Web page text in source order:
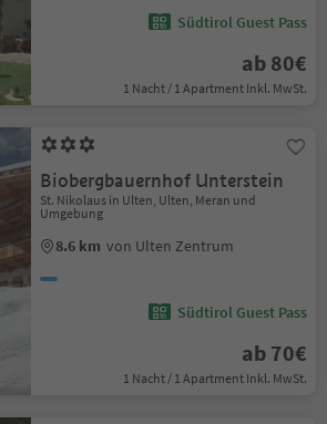
Südtirol Guest Pass
ab 80€
1 Nacht / 1 Apartment Inkl. MwSt.
Biobergbauernhof Unterstein
St. Nikolaus in Ulten, Ulten, Meran und
Umgebung
8.6 km von Ulten Zentrum
Südtirol Guest Pass
ab 70€
1 Nacht / 1 Apartment Inkl. MwSt.